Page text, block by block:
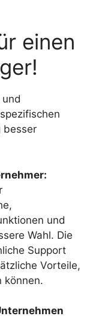
einen
besser
und
Wahl. Die
Support
Vorteile,
können.